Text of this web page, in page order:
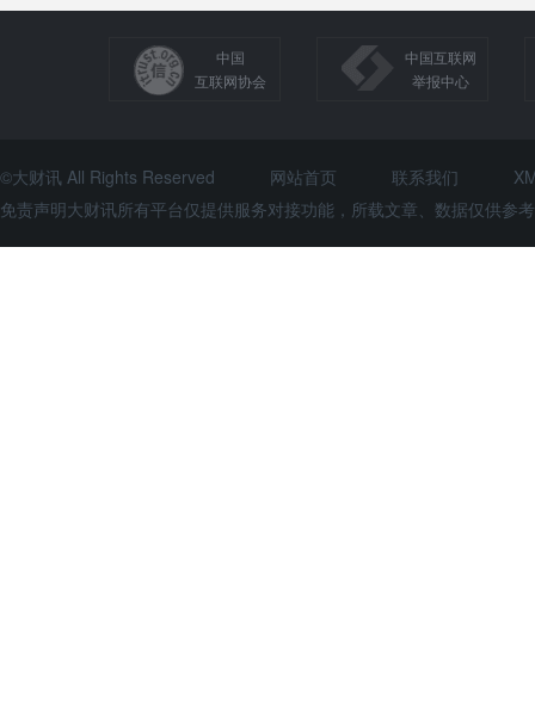
中国
互联网协会
中国互联网
举报中心
©大财讯 All Rights Reserved 网站首页 联系我们
免责声明大财讯所有平台仅提供服务对接功能，所载文章、数据仅供